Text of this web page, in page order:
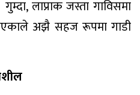
लाप्राक जस्ता गाविसमा
अझै सहज रूपमा गाडी